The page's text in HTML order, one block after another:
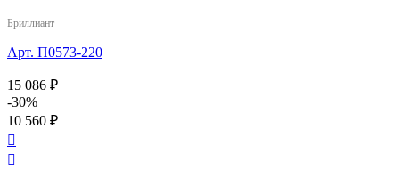
Бриллиант
Арт. П0573-220
15 086 ₽
-30%
10 560 ₽

